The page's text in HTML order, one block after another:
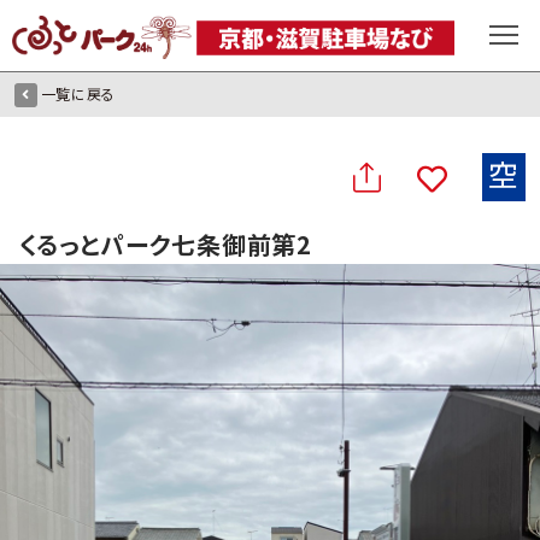
一覧に戻る
空
くるっとパーク七条御前第2